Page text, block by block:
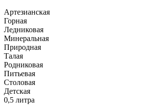
Артезианская
Горная
Ледниковая
Минеральная
Природная
Талая
Родниковая
Питьевая
Столовая
Детская
0,5 литра